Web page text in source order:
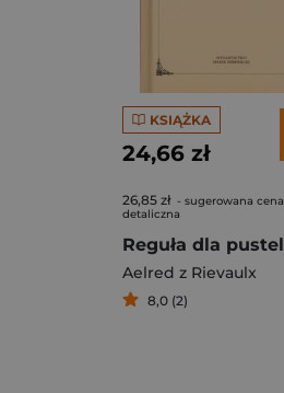
KSIĄŻKA
24,66 zł
26,85 zł - sugerowana cena
detaliczna
Aelred z Rievaulx
8,0 (2)